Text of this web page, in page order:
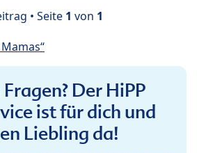
• Seite 1 von 1
Der HiPP
ist für dich und
Liebling da!